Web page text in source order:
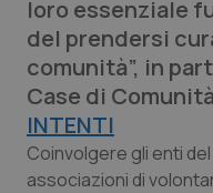
Calabria
Campania
Emilia-Romagna
Asma & BPCO
Car-T
Colesterolo &
loro essenziale
del prendersi
comunità”, in
Case di
INTENTI
Coinvolgere gli enti
associazioni di